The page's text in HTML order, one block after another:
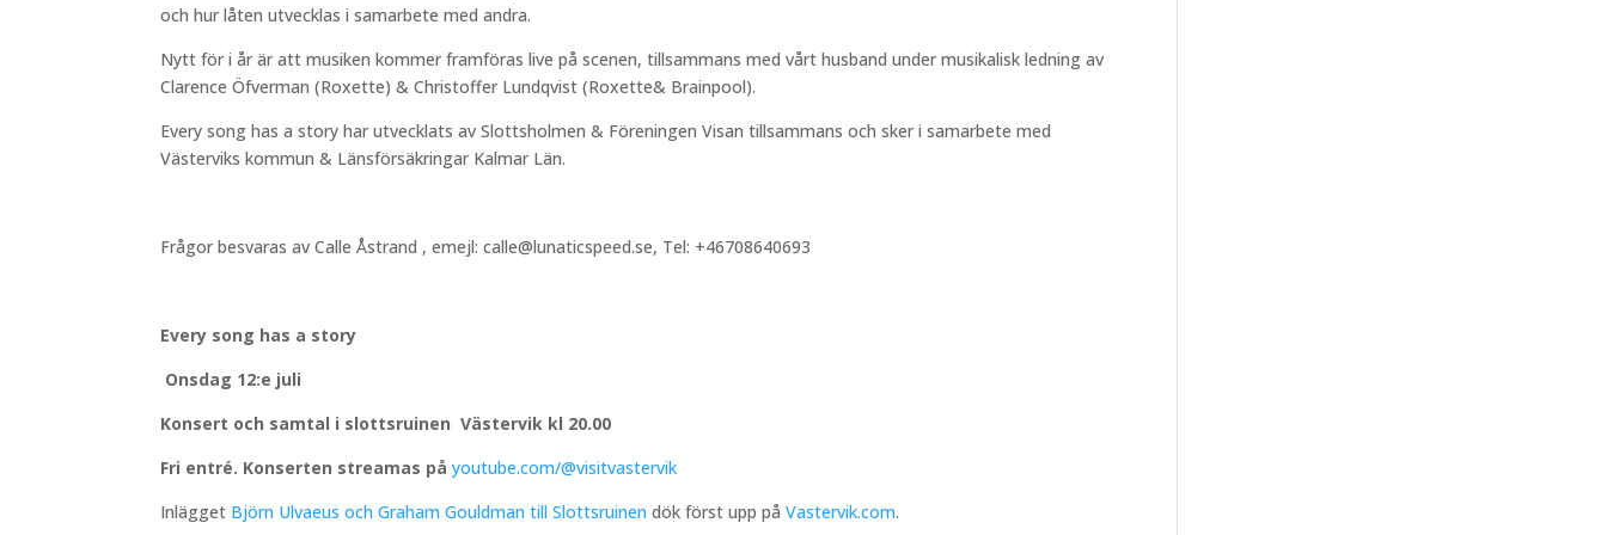
och hur låten utvecklas i samarbete med andra.
Nytt för i år är att musiken kommer framföras live på scenen, tillsammans med vårt husband under musikalisk ledning av
Clarence Öfverman (Roxette) & Christoffer Lundqvist (Roxette& Brainpool).
Every song has a story har utvecklats av Slottsholmen & Föreningen Visan tillsammans och sker i samarbete med
Västerviks kommun & Länsförsäkringar Kalmar Län.
Frågor besvaras av Calle Åstrand , emejl: calle@lunaticspeed.se, Tel: +46708640693
Every song has a story
Onsdag 12:e juli
Konsert och samtal i slottsruinen Västervik kl 20.00
Fri entré. Konserten streamas påyoutube.com/@visitvastervik
Inlägget Björn Ulvaeus och Graham Gouldman till Slottsruinen dök först upp påVastervik.com.